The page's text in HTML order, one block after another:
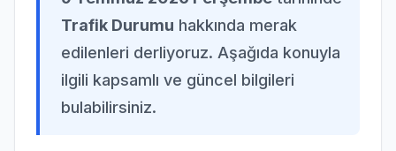
Trafik Durumu hakkında merak
edilenleri derliyoruz. Aşağıda konuyla
ilgili kapsamlı ve güncel bilgileri
bulabilirsiniz.